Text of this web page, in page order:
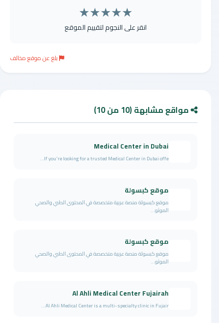
★
★
★
★
★
انقر على النجوم لتقييم الموقع
بلغ عن موقع مخالف
مواقع مشابهة (10 من 10)
Medical Center in Dubai
If you're looking for a trusted Medical Center in Dubai offe...
موقع كبسولة
موقع كبسولة منصة عربية متخصصة في المحتوى الطبي والصحي
الموثو...
موقع كبسولة
موقع كبسولة منصة عربية متخصصة في المحتوى الطبي والصحي
الموثو...
Al Ahli Medical Center Fujairah
Al Ahli Medical Center is a multi-specialty clinic in Fujair...